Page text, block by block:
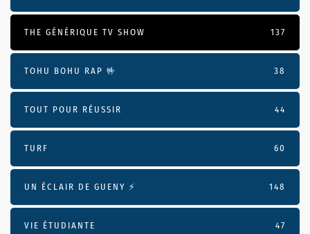
THE GÉNÉRIQUE TV SHOW 137
TOHU BOHU RAP 🤟 38
TOUT POUR RÉUSSIR 44
TURF 60
UN ÉCLAIR DE GUENY ⚡️ 148
VIE ÉTUDIANTE 47